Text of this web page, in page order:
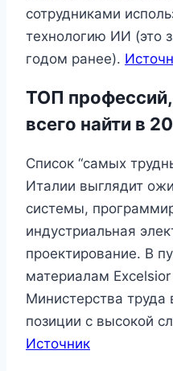
сотрудниками
технологию ИИ (это
годом ранее).
ТОП
всего найти в
Список “самых
Италии выглядит
системы,
индустриальная
проектирование. В
материалам
Министерства
позиции с высокой
Источник